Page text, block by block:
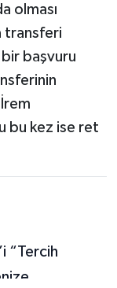
olması
transferi
başvuru
bu kez ise ret